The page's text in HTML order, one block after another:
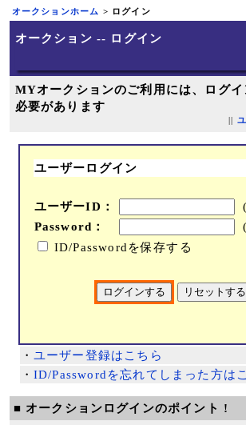
オークションホーム > ログイン
オークション -- ログイン
MYオークションのご利用には、ログイ
必要があります
ユーザーログイン
ユーザーID：
Password：
ID/Passwordを保存する
・ ユーザー登録はこちら
・ ID/Passwordを忘れてしまった方は
■ オークションログインのポイント !